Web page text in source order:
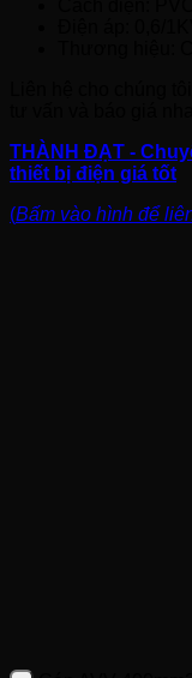
THÀNH ĐẠT -
thiết bị điện giá tốt
(Bấm vào hình để